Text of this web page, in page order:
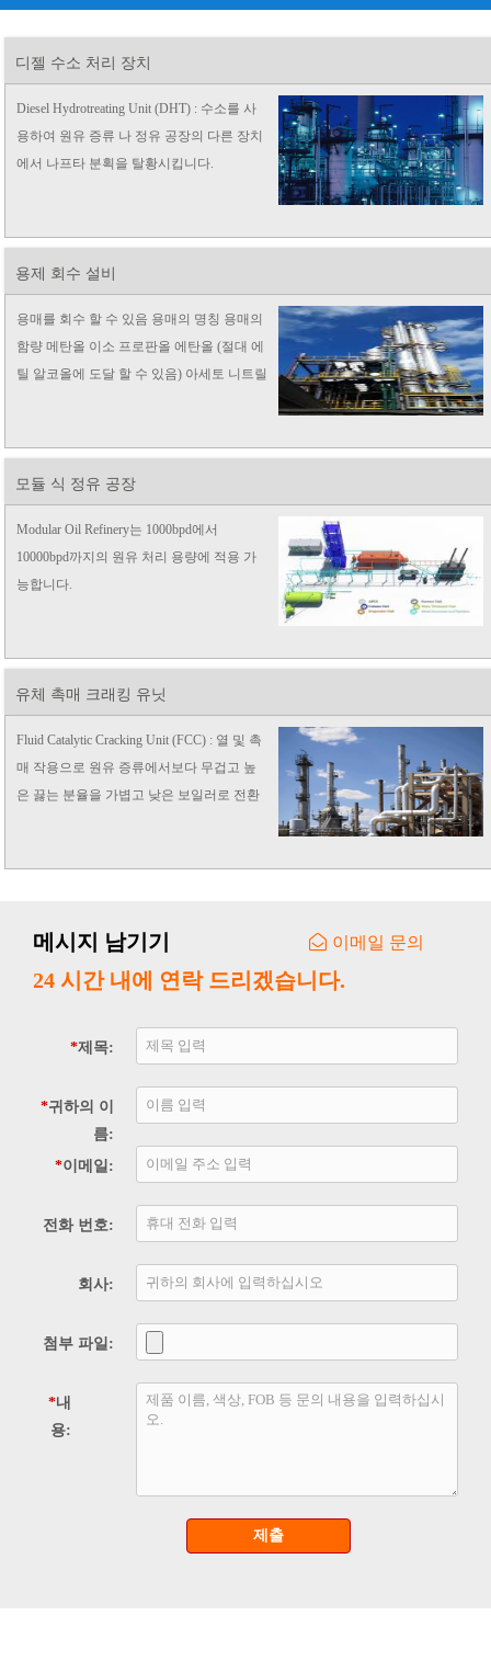
디젤 수소 처리 장치
Diesel Hydrotreating Unit (DHT) : 수소를 사
용하여 원유 증류 나 정유 공장의 다른 장치
에서 나프타 분획을 탈황시킵니다.
용제 회수 설비
용매를 회수 할 수 있음 용매의 명칭 용매의
함량 메탄올 이소 프로판올 에탄올 (절대 에
틸 알코올에 도달 할 수 있음) 아세토 니트릴
모듈 식 정유 공장
Modular Oil Refinery는 1000bpd에서
10000bpd까지의 원유 처리 용량에 적용 가
능합니다.
유체 촉매 크래킹 유닛
Fluid Catalytic Cracking Unit (FCC) : 열 및 촉
매 작용으로 원유 증류에서보다 무겁고 높
은 끓는 분율을 가볍고 낮은 보일러로 전환
메시지 남기기 이메일 문의
24 시간 내에 연락 드리겠습니다.
*제목:
*귀하의 이
름:
*이메일:
전화 번호:
회사:
첨부 파일:
*내
용:
제출